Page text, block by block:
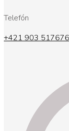
Telefón
+421 903 517676